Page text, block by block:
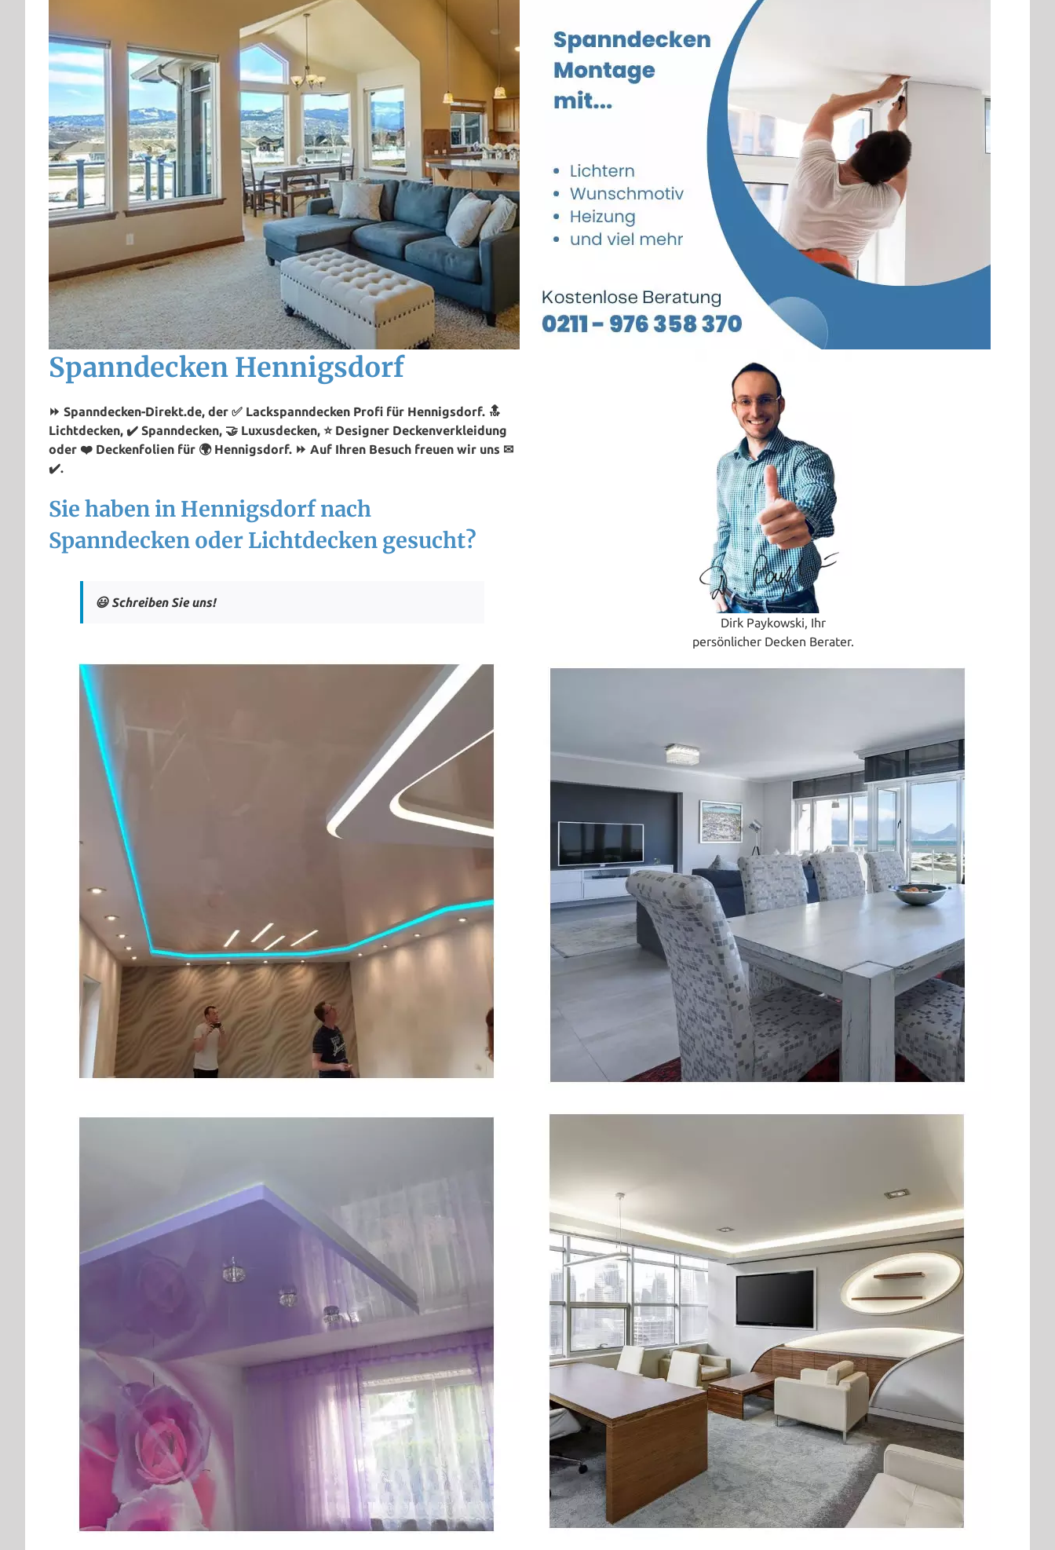
Spanndecken Hennigsdorf
⏩ Spanndecken-Direkt.de, der ✅ Lackspanndecken Profi für Hennigsdorf. 🔝
Lichtdecken, ✔️ Spanndecken, 🤝 Luxusdecken, ⭐ Designer Deckenverkleidung
oder ❤️ Deckenfolien für 🌍 Hennigsdorf. ⏩ Auf Ihren Besuch freuen wir uns ✉
✔️.
Sie haben in Hennigsdorf nach
Spanndecken oder Lichtdecken gesucht?
😃 Schreiben Sie uns!
Dirk Paykowski, Ihr
persönlicher Decken Berater.